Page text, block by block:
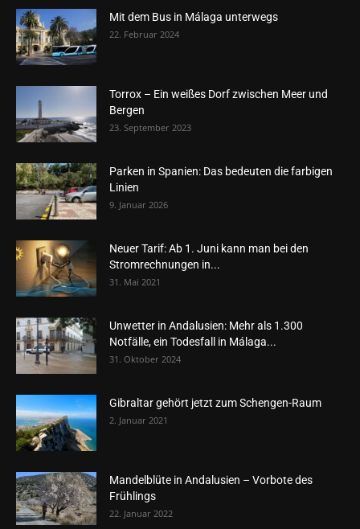
Mit dem Bus in Málaga unterwegs
22. Februar 2024
Torrox – Ein weißes Dorf zwischen Meer und
Bergen
23. September 2023
Parken in Spanien: Das bedeuten die farbigen
Linien
9. Januar 2026
Neuer Tarif: Ab 1. Juni kann man bei den
Stromrechnungen in...
31. Mai 2021
Unwetter in Andalusien: Mehr als 1.300
Notfälle, ein Todesfall in Málaga...
31. Oktober 2024
Gibraltar gehört jetzt zum Schengen-Raum
2. Januar 2021
Mandelblüte in Andalusien – Vorbote des
Frühlings
22. Januar 2022